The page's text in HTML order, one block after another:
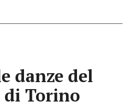
danze del
Torino